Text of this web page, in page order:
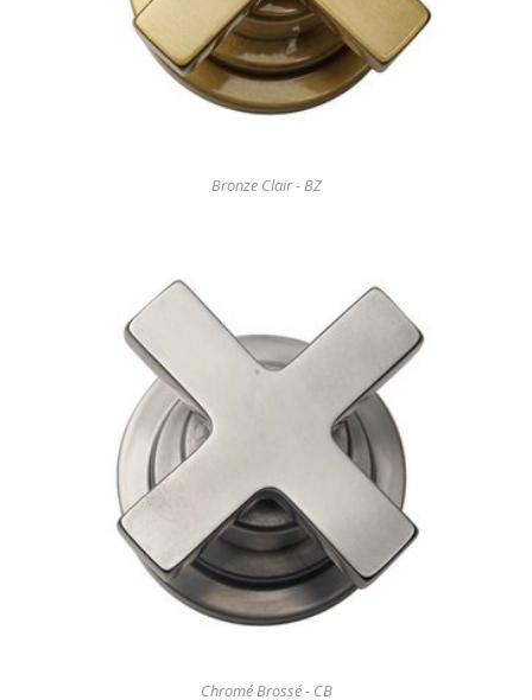
Bronze Clair - BZ
Chromé Brossé - CB